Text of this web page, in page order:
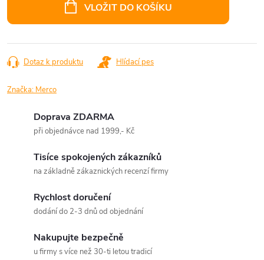
VLOŽIT DO KOŠÍKU
Dotaz k produktu Hlídací pes
Značka: Merco
Doprava ZDARMA
při objednávce nad 1999,- Kč
Tisíce spokojených zákazníků
na základně zákaznických recenzí firmy
Rychlost doručení
dodání do 2-3 dnů od objednání
Nakupujte bezpečně
u firmy s více než 30-ti letou tradicí